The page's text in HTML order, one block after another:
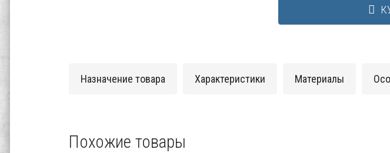
Назначение товара Характеристики Материалы
Похожие товары